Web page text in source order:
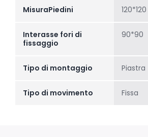
MisuraPiedini 120*120
Interasse fori di
fissaggio
90*90
Tipo di montaggio Piastra
Tipo di movimento Fissa